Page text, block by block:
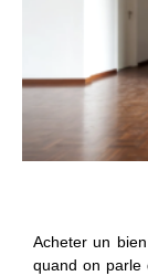
Acheter un
quand on parle